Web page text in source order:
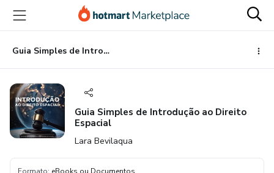
para
conteúdo
principal
para
pagamento
para
rodapé
Guia Simples de Introdução ao Direito Espacial
Guia Simples de Introdução ao Direito
Espacial
Lara Bevilaqua